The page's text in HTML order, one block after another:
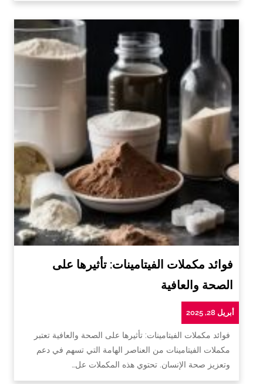
فوائد مكملات الفيتامينات: تأثيرها على
الصحة والعافية
أبريل 28, 2025
فوائد مكملات الفيتامينات: تأثيرها على الصحة والعافية تعتبر
مكملات الفيتامينات من العناصر الهامة التي تسهم في دعم
وتعزيز صحة الإنسان. تحتوي هذه المكملات عل…